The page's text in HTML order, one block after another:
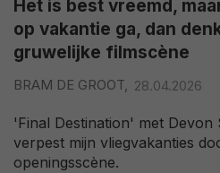
Het is best vreemd,
op vakantie ga, dan
gruwelijke filmscène
BRAM DE GROOT, 28.04.2026
'Final Destination' met Devon
verpest mijn vliegvakanties
openingsscène.